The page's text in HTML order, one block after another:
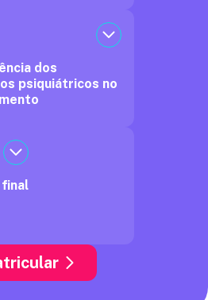
dos
psiquiátricos no
Avaliação final